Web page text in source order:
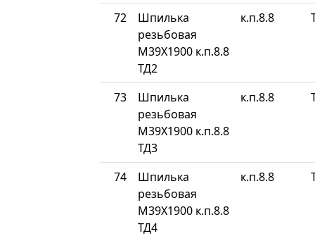
72
Шпилька
резьбовая
М39Х1900 к.п.8.8
ТД2
к.п.8.8
73
Шпилька
резьбовая
М39Х1900 к.п.8.8
ТД3
к.п.8.8
74
Шпилька
резьбовая
М39Х1900 к.п.8.8
ТД4
к.п.8.8